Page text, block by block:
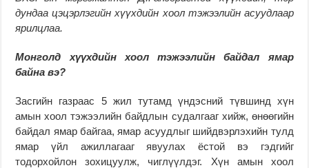
дундаа цэцэрлэгийн хүүхдийн хоол тэжээлийн асуудлаар
ярилцлаа.
Монголд хүүхдийн хоол тэжээлийн байдал ямар
байна вэ?
Засгийн газраас 5 жил тутамд үндэсний түвшинд хүн
амын хоол тэжээлийн байдлын судалгааг хийж, өнөөгийн
байдал ямар байгаа, ямар асуудлыг шийдвэрлэхийн тулд
ямар үйл ажиллагааг явуулах ёстой вэ гэдгийг
тодорхойлон зохицуулж, чиглүүлдэг. Хүн амын хоол